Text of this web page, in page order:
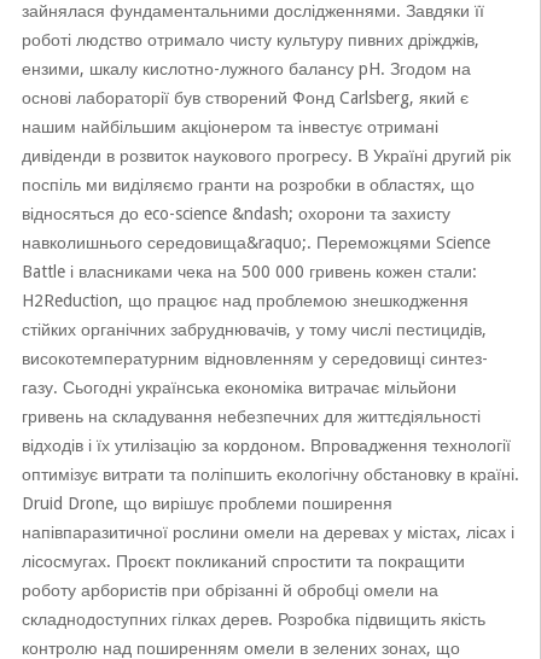
зайнялася фундаментальними дослідженнями. Завдяки її
роботі людство отримало чисту культуру пивних дріжджів,
ензими, шкалу кислотно-лужного балансу pH. Згодом на
основі лабораторії був створений Фонд Carlsberg, який є
нашим найбільшим акціонером та інвестує отримані
дивіденди в розвиток наукового прогресу. В Україні другий рік
поспіль ми виділяємо гранти на розробки в областях, що
відносяться до eco-science &ndash; охорони та захисту
навколишнього середовища&raquo;. Переможцями Science
Battle і власниками чека на 500 000 гривень кожен стали:
H2Reduction, що працює над проблемою знешкодження
стійких органічних забруднювачів, у тому числі пестицидів,
високотемпературним відновленням у середовищі синтез-
газу. Сьогодні українська економіка витрачає мільйони
гривень на складування небезпечних для життєдіяльності
відходів і їх утилізацію за кордоном. Впровадження технології
оптимізує витрати та поліпшить екологічну обстановку в країні.
Druid Drone, що вирішує проблеми поширення
напівпаразитичної рослини омели на деревах у містах, лісах і
лісосмугах. Проєкт покликаний спростити та покращити
роботу арбористів при обрізанні й обробці омели на
складнодоступних гілках дерев. Розробка підвищить якість
контролю над поширенням омели в зелених зонах, що